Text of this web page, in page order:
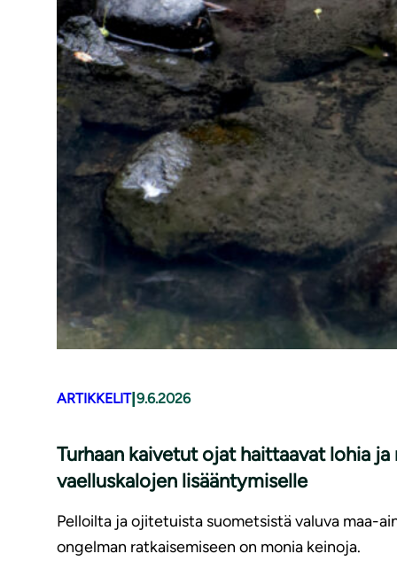
ARTIKKELIT|9.6.2026
Turhaan kaivetut ojat haittaavat lohia
vaelluskalojen lisääntymiselle
Pelloilta ja ojitetuista suometsistä valuva maa-
ongelman ratkaisemiseen on monia keinoja.